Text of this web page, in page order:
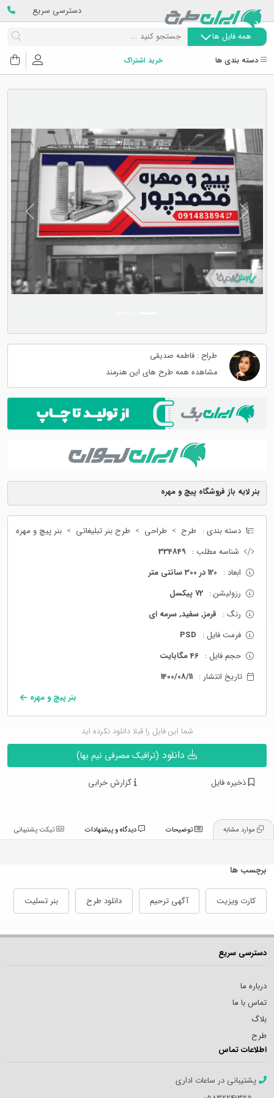
دسترسی سریع
همه فایل ها
دسته بندی ها خرید اشتراک
بنر لایه باز فروشگاه پیچ و مهره
دسته بندی : طرح طراحی طرح بنر تبلیغاتی
بنر پیچ و مهره
شناسه مطلب : 334849
ابعاد : 120 در 300 سانتی متر
رزولیشن : 72 پیکسل
رنگ : قرمز, سفید, سرمه ای
فرمت فایل : PSD
حجم فایل : 46 مگابایت
تاریخ انتشار : 1400/08/11
بنر پیچ و مهره
شما این فایل را قبلا دانلود نکرده اید
(ترافیک مصرفی نیم بها)
ذخیره فایل گزارش خرابی
Previous
Next
طراح : فاطمه صدیقی
مشاهده همه طرح های این هنرمند
توضیحات تیکت پشتیبانی
برچسب ها
کارت ویزیت آگهی ترحیم دانلود طرح بنر تسلیت
دسترسی سریع
درباره ما
تماس با ما
بلاگ
طرح
اطلاعات تماس
پشتیبانی در ساعات اداری